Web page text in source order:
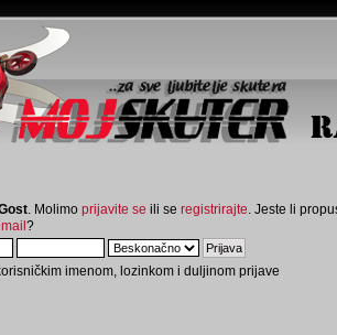
. Molimo prijavite se ili se registrirajte . Jeste li
?
imenom, lozinkom i duljinom prijave